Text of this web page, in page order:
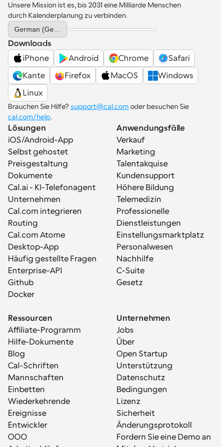
Unsere Mission ist es, bis 2031 eine Milliarde Menschen
durch Kalenderplanung zu verbinden.
Select Language
Downloads
iPhone
Android Chrome
Safari
Kante
Firefox MacOS
Windows
Linux
Brauchen Sie Hilfe? support@cal.com
cal.com/help.
Lösungen
iOS/Android-App
Selbst gehostet
Preisgestaltung
Dokumente
Cal.ai - KI-Telefonagent
Unternehmen
Cal.com integrieren
Routing
Cal.com Atome
Desktop-App
Häufig gestellte Fragen
Enterprise-API
Github
Docker
Anwendungsfälle
Verkauf
Marketing
Talentakquise
Kundensupport
Höhere Bildung
Telemedizin
Professionelle
Dienstleistungen
Einstellungsmarktplatz
Personalwesen
Nachhilfe
C-Suite
Gesetz
Ressourcen
Affiliate-Programm
Hilfe-Dokumente
Blog
Cal-Schriften
Mannschaften
Einbetten
Wiederkehrende
Ereignisse
Entwickler
OOO
Unternehmen
Jobs
Über
Open Startup
Unterstützung
Datenschutz
Bedingungen
Lizenz
Sicherheit
Änderungsprotokoll
Fordern Sie eine Demo an